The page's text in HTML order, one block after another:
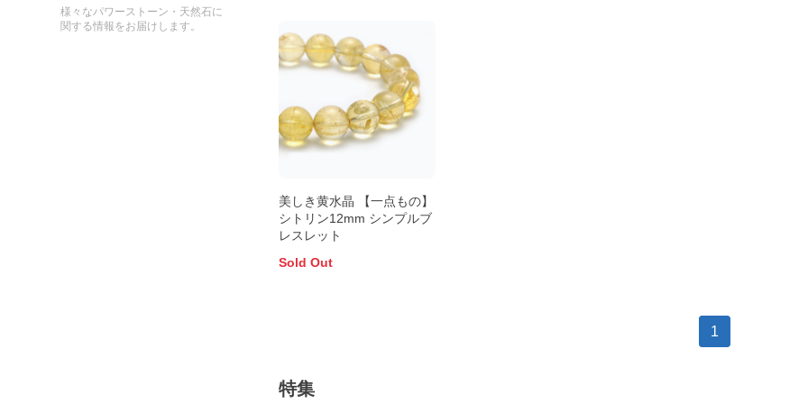
様々なパワーストーン・天然石に
関する情報をお届けします。
美しき黄水晶 【一点もの】
シトリン12mm シンプルブ
レスレット
Sold Out
1
特集